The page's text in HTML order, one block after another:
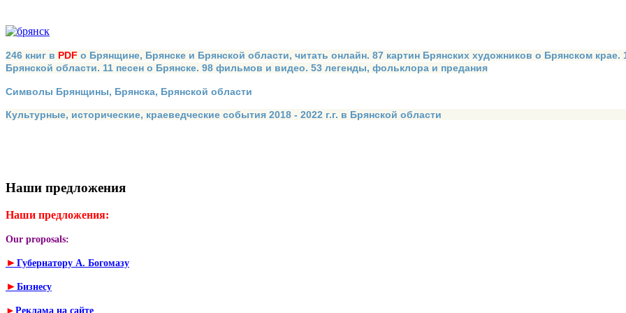
246 книг в PDF о Брянщине, Брянске и Брянской области, читать онлайн. 87 картин Брянских художников о Брянском
Брянской области. 11 песен о Брянске. 98 фильмов и видео. 53 легенды, фольклора и предания
Символы Брянщины, Брянска, Брянской области
Культурные, исторические, краеведческие события 2018 - 2022 г.г. в Брянской области
Наши предложения
Наши предложения:
Our proposals:
► Губернатору А. Богомазу
► Бизнесу
► Реклама на сайте